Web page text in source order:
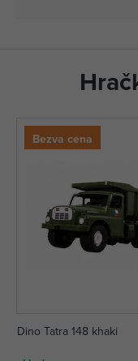
Bezva cena
Dino Tatra 148 khaki